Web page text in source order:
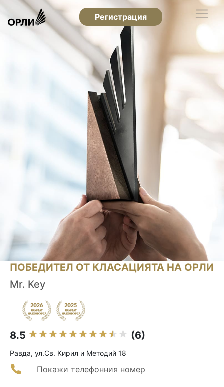
Регистрация
ПОБЕДИТЕЛ ОТ КЛАСАЦИЯТА НА ОРЛИ
Mr. Key
8.5 (6)
Равда, ул.Св. Кирил и Методий 18
Покажи телефонния номер